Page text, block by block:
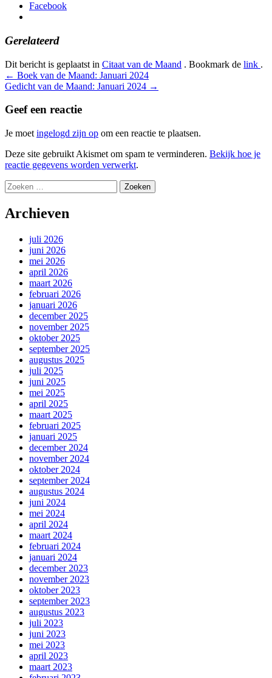
Facebook
Gerelateerd
Dit bericht is geplaatst in Citaat van de Maand . Bookmark de link .
Bericht
navigatie
← Boek van de Maand: Januari 2024
Gedicht van de Maand: Januari 2024 →
Geef een reactie
Je moet ingelogd zijn op om een reactie te plaatsen.
Deze site gebruikt Akismet om spam te verminderen. Bekijk hoe je
reactie gegevens worden verwerkt.
Zoeken
naar:
Archieven
juli 2026
juni 2026
mei 2026
april 2026
maart 2026
februari 2026
januari 2026
december 2025
november 2025
oktober 2025
september 2025
augustus 2025
juli 2025
juni 2025
mei 2025
april 2025
maart 2025
februari 2025
januari 2025
december 2024
november 2024
oktober 2024
september 2024
augustus 2024
juni 2024
mei 2024
april 2024
maart 2024
februari 2024
januari 2024
december 2023
november 2023
oktober 2023
september 2023
augustus 2023
juli 2023
juni 2023
mei 2023
april 2023
maart 2023